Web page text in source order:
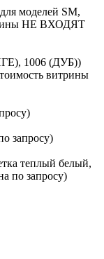
моделей SM,
НЕ ВХОДЯТ
1006 (ДУБ))
витрины
запросу)
теплый белый,
по запросу)